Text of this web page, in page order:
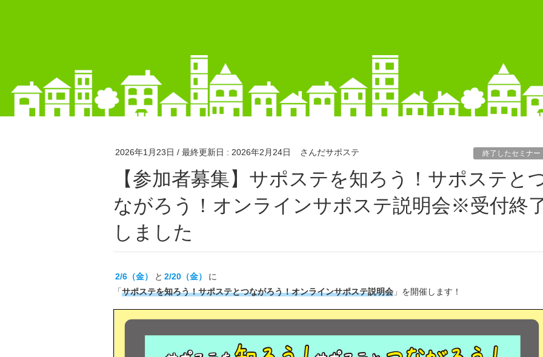
2026年1月23日 / 最終更新日 : 2026年2月24日 さんだサポステ 終了したセミナー
【参加者募集】サポステを知ろう！サポステとつ
ながろう！オンラインサポステ説明会※受付終
しました
2/6（金） と 2/20（金）
に
「サポステを知ろう！サポステとつながろう！オンラインサポステ説明会 」を開催します！